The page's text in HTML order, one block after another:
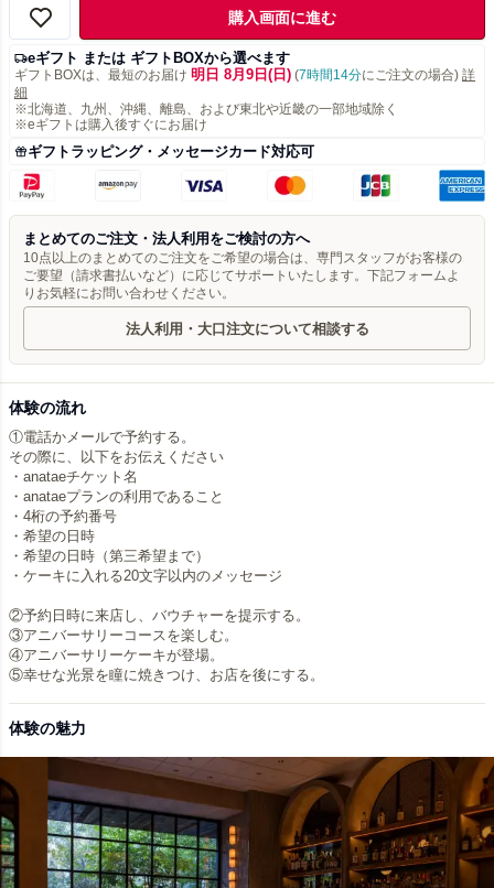
購入画面に進む
eギフト または ギフトBOXから選べます
ギフトBOXは、最短のお届け 明日 8月9日(日) (7時間14分にご注文の場合) 詳
細
※北海道、九州、沖縄、離島、および東北や近畿の一部地域除く
※eギフトは購入後すぐにお届け
ギフトラッピング・メッセージカード対応可
まとめてのご注文・法人利用をご検討の方へ
10点以上のまとめてのご注文をご希望の場合は、専門スタッフがお客様の
ご要望（請求書払いなど）に応じてサポートいたします。下記フォームよ
りお気軽にお問い合わせください。
法人利用・大口注文について相談する
体験の流れ
①電話かメールで予約する。
その際に、以下をお伝えください
・anataeチケット名
・anataeプランの利用であること
・4桁の予約番号
・希望の日時
・希望の日時（第三希望まで）
・ケーキに入れる20文字以内のメッセージ
②予約日時に来店し、バウチャーを提示する。
③アニバーサリーコースを楽しむ。
④アニバーサリーケーキが登場。
⑤幸せな光景を瞳に焼きつけ、お店を後にする。
体験の魅力